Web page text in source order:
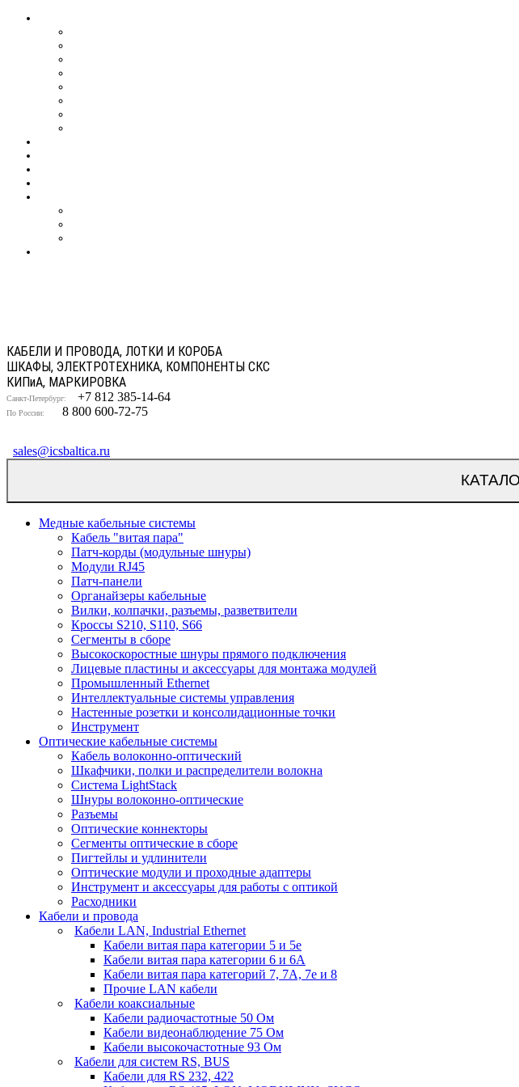
КАБЕЛИ И ПРОВОДА, ЛОТКИ И КОРОБА
ШКАФЫ, ЭЛЕКТРОТЕХНИКА, КОМПОНЕНТЫ СКС
КИПиА, МАРКИРОВКА
Санкт-Петербург: +7 812 385-14-64
По России: 8 800 600-72-75
sales@icsbaltica.ru
Медные кабельные системы
Кабель "витая пара"
Патч-корды (модульные шнуры)
Модули RJ45
Патч-панели
Органайзеры кабельные
Вилки, колпачки, разъемы, разветвители
Кроссы S210, S110, S66
Сегменты в сборе
Высокоскоростные шнуры прямого подключения
Лицевые пластины и аксессуары для монтажа модулей
Промышленный Ethernet
Интеллектуальные системы управления
Настенные розетки и консолидационные точки
Инструмент
Оптические кабельные системы
Кабель волоконно-оптический
Шкафчики, полки и распределители волокна
Система LightStack
Шнуры волоконно-оптические
Разъемы
Оптические коннекторы
Сегменты оптические в сборе
Пигтейлы и удлинители
Оптические модули и проходные адаптеры
Инструмент и аксессуары для работы с оптикой
Расходники
Кабели и провода
Кабели LAN, Industrial Ethernet
Кабели витая пара категории 5 и 5е
Кабели витая пара категории 6 и 6A
Кабели витая пара категорий 7, 7А, 7е и 8
Прочие LAN кабели
Кабели коаксиальные
Кабели радиочастотные 50 Ом
Кабели видеонаблюдение 75 Ом
Кабели высокочастотные 93 Ом
Кабели для систем RS, BUS
Кабели для RS 232, 422